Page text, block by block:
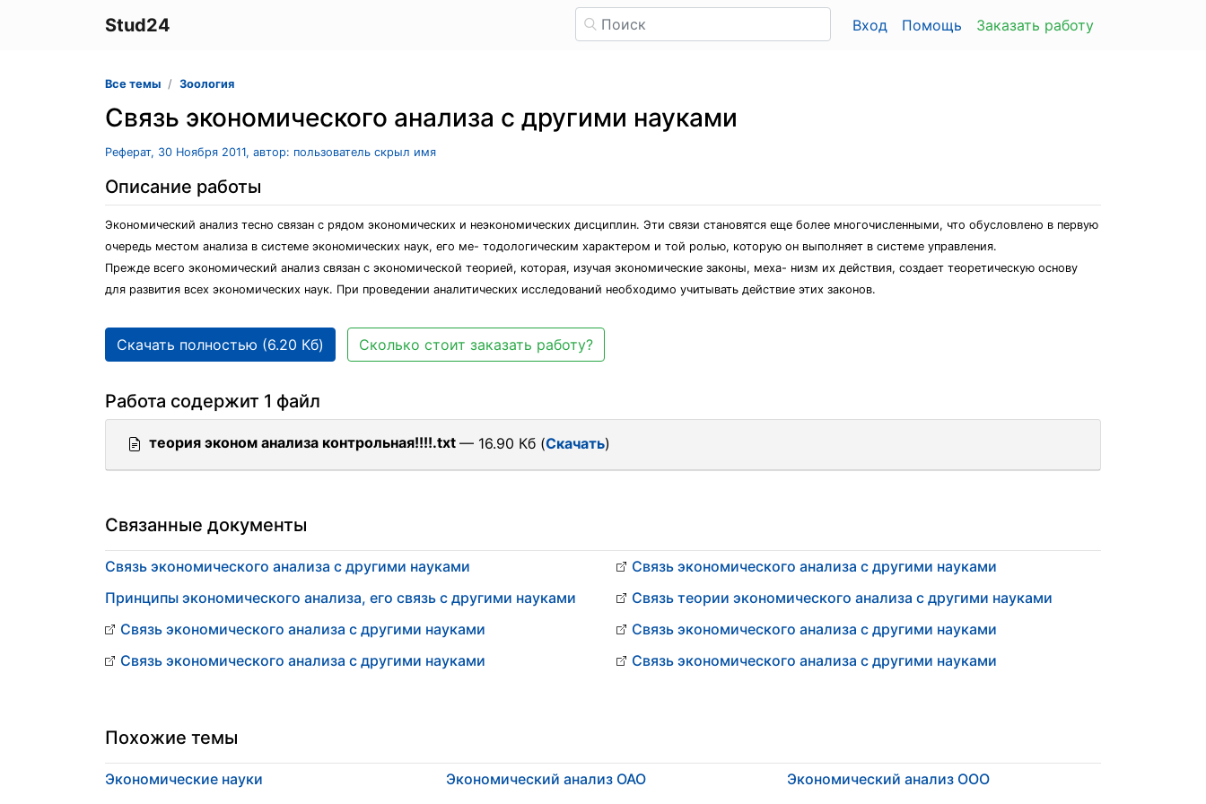
Stud24 Вход Помощь Заказать работу
Все темы Зоология
Связь экономического анализа с другими науками
Реферат, 30 Ноября 2011, автор: пользователь скрыл имя
Описание работы
Экономический анализ тесно связан с рядом экономических и неэкономических дисциплин. Эти связи становятся еще более многочисленными, что обусловлено в первую
очередь местом анализа в системе экономических наук, его ме- тодологическим характером и той ролью, которую он выполняет в системе управления.
Прежде всего экономический анализ связан с экономической теорией, которая, изучая экономические законы, меха- низм их действия, создает теоретическую основу
для развития всех экономических наук. При проведении аналитических исследований необходимо учитывать действие этих законов.
Скачать полностью (6.20 Кб) Сколько стоит заказать работу?
Работа содержит 1 файл
теория эконом анализа контрольная!!!!.txt — 16.90 Кб (Скачать)
Связанные документы
Связь экономического анализа с другими науками
Принципы экономического анализа, его связь с другими науками
Связь экономического анализа с другими науками
Связь экономического анализа с другими науками
Связь экономического анализа с другими науками
Связь теории экономического анализа с другими науками
Связь экономического анализа с другими науками
Связь экономического анализа с другими науками
Похожие темы
Экономические науки Экономический анализ ОАО Экономический анализ ООО